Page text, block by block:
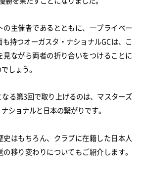
の主催者であるとともに、一プライベー
持つオーガスタ・ナショナルGCは、こ
見ながら両者の折り合いをつけることに
しょう。
る第3回で取り上げるのは、マスターズ
ショナルと日本の繋がりです。
史はもちろん、クラブに在籍した日本人
移り変わりについてもご紹介します。